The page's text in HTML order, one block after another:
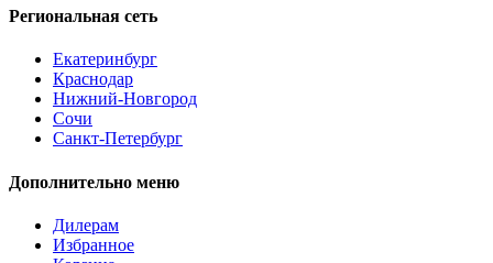
Региональная сеть
Екатеринбург
Краснодар
Нижний-Новгород
Сочи
Санкт-Петербург
Дополнительно меню
Дилерам
Избранное